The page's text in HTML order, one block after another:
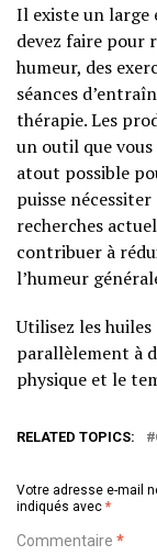
Il existe un large
devez faire pour
humeur, des
séances
thérapie. Les
un outil que
atout possible
puisse
recherches
contribuer à
l’humeur
Utilisez les
parallèlement à
physique et le
RELATED TOPICS:
Votre adresse e-mail
indiqués avec *
Commentaire *